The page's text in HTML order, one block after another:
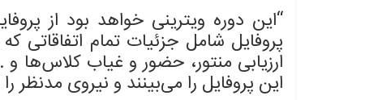
پروفایل شامل جزئیات تمام اتفاقاتی
ارزیابی منتور، حضور و غیاب کلاس‌ها
این پروفایل را می‌بینند و نیروی مدنظر